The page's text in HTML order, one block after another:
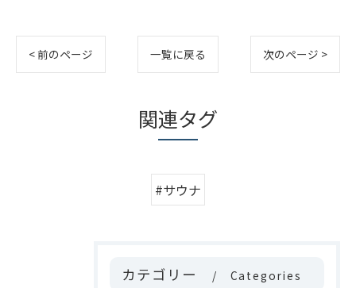
< 前のページ 一覧に戻る 次のページ >
関連タグ
#サウナ
カテゴリー Categories